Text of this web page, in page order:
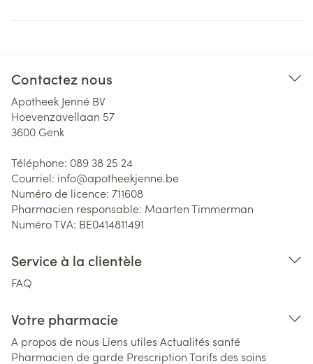
Contactez nous
Apotheek Jenné BV
Hoevenzavellaan 57
3600 Genk
Téléphone: 089 38 25 24
Courriel: info@apotheekjenne.be
Numéro de licence: 711608
Pharmacien responsable: Maarten Timmerman
Numéro TVA: BE0414811491
Service à la clientèle
FAQ
Votre pharmacie
A propos de nous Liens utiles Actualités santé
Pharmacien de garde PrescriptionTarifs des soins